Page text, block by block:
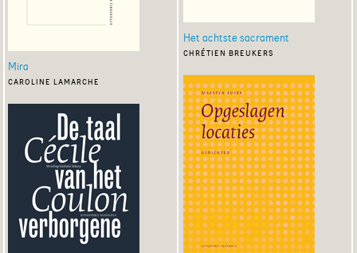
Mira
caroline lamarche
Het achtste sacrament
chrétien breukers